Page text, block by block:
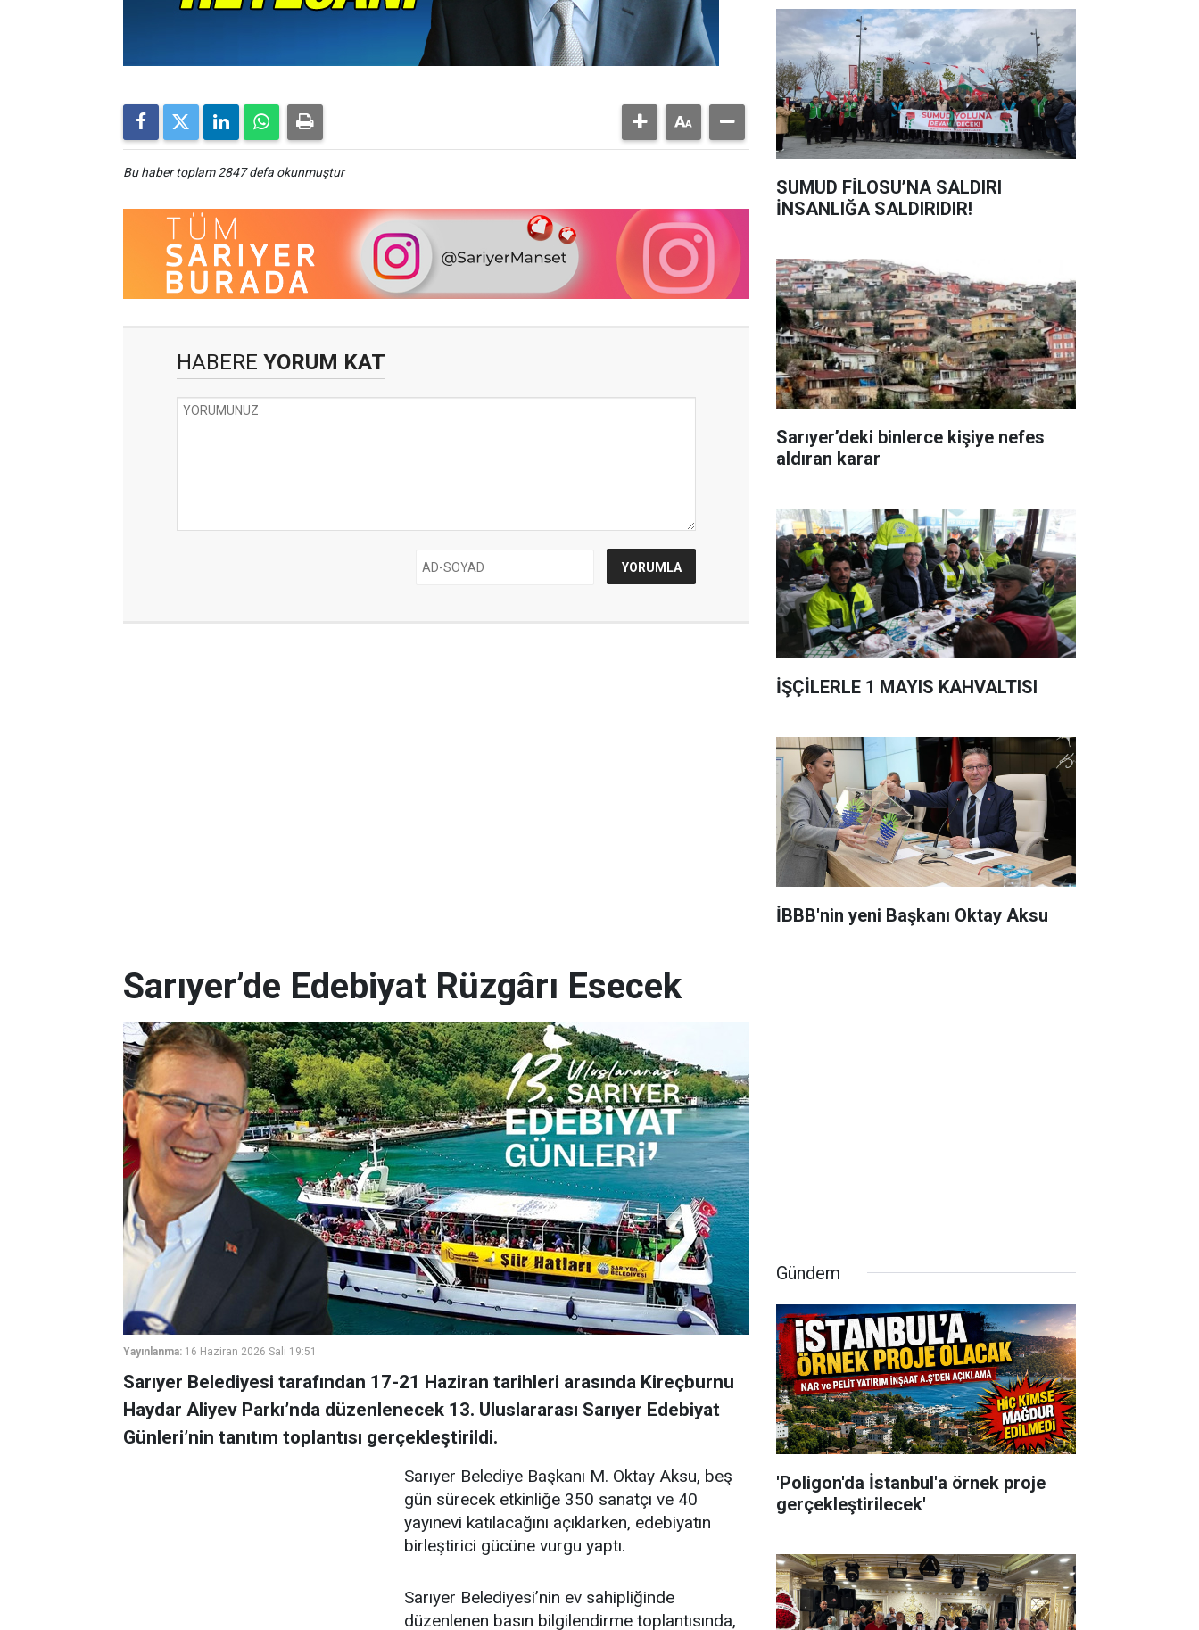
Bu haber toplam 2847 defa okunmuştur
HABERE YORUM KAT
SUMUD FİLOSU’NA SALDIRI
İNSANLIĞA SALDIRIDIR!
Sarıyer’deki binlerce kişiye nefes
aldıran karar
İŞÇİLERLE 1 MAYIS KAHVALTISI
İBBB'nin yeni Başkanı Oktay Aksu
Sarıyer’de Edebiyat Rüzgârı Esecek
Yayınlanma: 16 Haziran 2026 Salı 19:51
Sarıyer Belediyesi tarafından 17-21 Haziran tarihleri arasında Kireçburnu
Haydar Aliyev Parkı’nda düzenlenecek 13. Uluslararası Sarıyer Edebiyat
Günleri’nin tanıtım toplantısı gerçekleştirildi.
Sarıyer Belediye Başkanı M. Oktay Aksu, beş
gün sürecek etkinliğe 350 sanatçı ve 40
yayınevi katılacağını açıklarken, edebiyatın
birleştirici gücüne vurgu yaptı.
Sarıyer Belediyesi’nin ev sahipliğinde
düzenlenen basın bilgilendirme toplantısında,
Gündem
'Poligon'da İstanbul'a örnek proje
gerçekleştirilecek'